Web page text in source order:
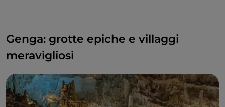
Genga: grotte epiche e villaggi
meravigliosi